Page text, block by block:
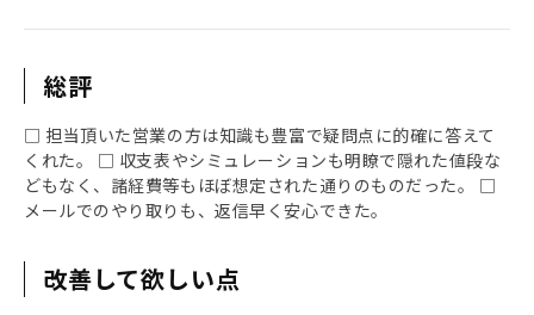
総評
□ 担当頂いた営業の方は知識も豊富で疑問点に的確に答えて
くれた。 □ 収支表やシミュレーションも明瞭で隠れた値段な
どもなく、諸経費等もほぼ想定された通りのものだった。 □
メールでのやり取りも、返信早く安心できた。
改善して欲しい点